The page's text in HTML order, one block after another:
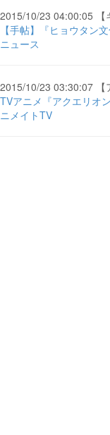
2015/10/23 04:00:05 【
【手帖】『ヒョウタン
ニュース
2015/10/23 03:30:07 【
TVアニメ『アクエリオ
ニメイトTV